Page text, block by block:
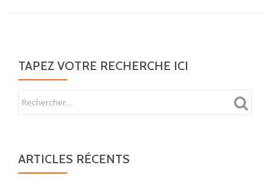
TAPEZ VOTRE RECHERCHE ICI
ARTICLES RÉCENTS